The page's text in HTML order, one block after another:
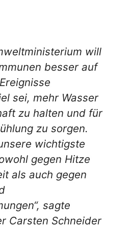
will
besser auf
sei, mehr Wasser
zu halten und für
zu sorgen.
wichtigste
gegen Hitze
als auch gegen
sagte
Carsten Schneider